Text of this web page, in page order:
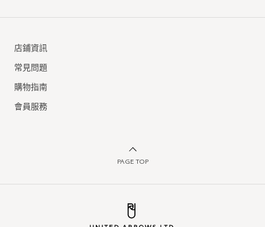
店鋪資訊
常見問題
購物指南
會員服務
PAGE TOP